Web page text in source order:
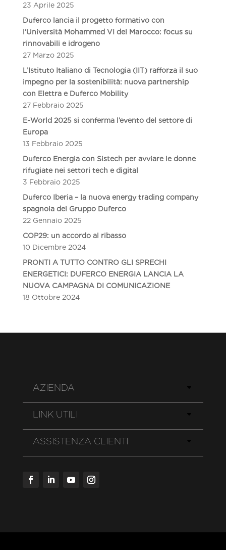
23 Aprile 2025
Duferco lancia il progetto formativo con
l’Università Mohammed VI del Marocco: focus su
rinnovabili e idrogeno
27 Marzo 2025
L’Istituto Italiano di Tecnologia (IIT) rafforza il suo
impegno per la sostenibilità: nuova partnership
con Elettra e Duferco Mobility
27 Febbraio 2025
E-World 2025 si conferma l’evento del settore di
Europa
13 Febbraio 2025
Duferco Energia con Sistech per avviare le donne
rifugiate nei settori tech e digital
3 Febbraio 2025
Duferco Iberia – la nuova energy trading company
spagnola del Gruppo Duferco
22 Gennaio 2025
COP29: un accordo al ribasso
10 Dicembre 2024
PRONTI A TUTTO CONTRO GLI SPRECHI
ENERGETICI: DUFERCO ENERGIA LANCIA LA
NUOVA CAMPAGNA DI COMUNICAZIONE
18 Ottobre 2024
AZIENDA
LINK UTILI
ASSISTENZA CLIENTI